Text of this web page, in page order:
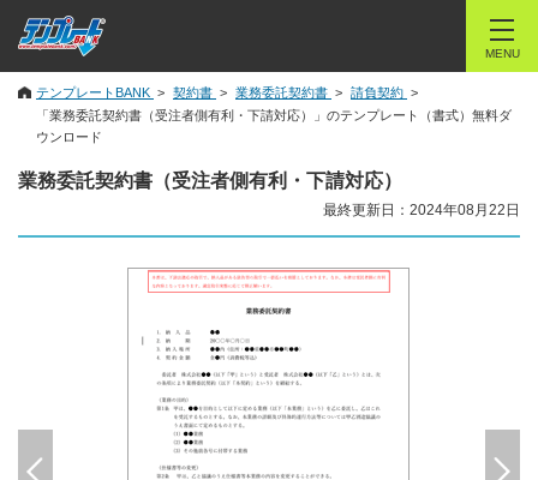
MENU
テンプレートBANK 契約書 業務委託契約書
請負契約
「業務委託契約書（受注者側有利・下請対応）」のテンプレート（書式）無料ダ
ウンロード
業務委託契約書（受注者側有利・下請対応）
最終更新日：2024年08月22日